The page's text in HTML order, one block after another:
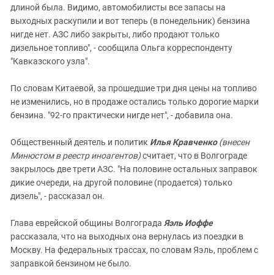
длиной была. Видимо, автомобилисты все запасы на
выходных раскупили и вот теперь (в понедельник) бензина
нигде нет. АЗС либо закрыты, либо продают только
дизельное топливо", - сообщила Ольга корреспонденту
"Кавказского узла".
По словам Китаевой, за прошедшие три дня цены на топливо
не изменились, но в продаже остались только дорогие марки
бензина. "92-го практически нигде нет", - добавила она.
Общественный деятель и политик Илья Кравченко (внесен
Минюстом в реестр иноагентов)считает, что в Волгограде
закрылось две трети АЗС. "На половине остальных заправок
дикие очереди, на другой половине (продается) только
дизель", - рассказал он.
Глава еврейской общины Волгограда Яэль Иоффе
рассказала, что на выходных она вернулась из поездки в
Москву. На федеральных трассах, по словам Яэль, проблем с
заправкой бензином не было.